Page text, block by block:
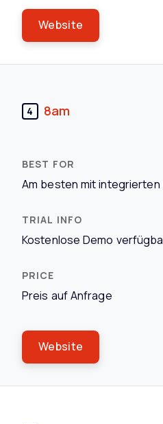
Website
4 8am
Am besten mit integrierten
Kostenlose Demo
Preis auf Anfrage
Website